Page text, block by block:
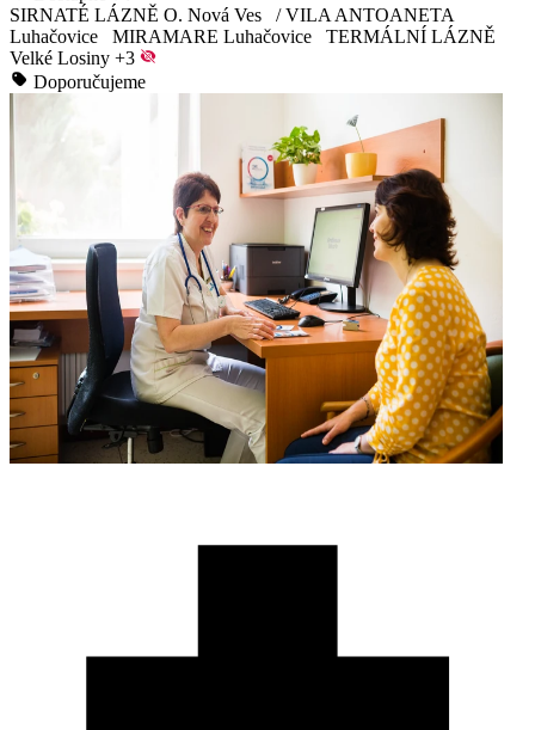
SIRNATÉ LÁZNĚ O. Nová Ves
/ VILA ANTOANETA
Luhačovice
MIRAMARE Luhačovice
TERMÁLNÍ LÁZNĚ
Velké Losiny +3
Doporučujeme